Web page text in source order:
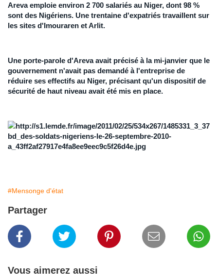
Areva emploie environ 2 700 salariés au Niger, dont 98 %
sont des Nigériens. Une trentaine d'expatriés travaillent sur
les sites d'Imouraren et Arlit.
Une porte-parole d'Areva avait précisé à la mi-janvier que le
gouvernement n'avait pas demandé à l'entreprise de
réduire ses effectifs au Niger, précisant qu'un dispositif de
sécurité de haut niveau avait été mis en place.
#Mensonge d'état
Partager
Vous aimerez aussi